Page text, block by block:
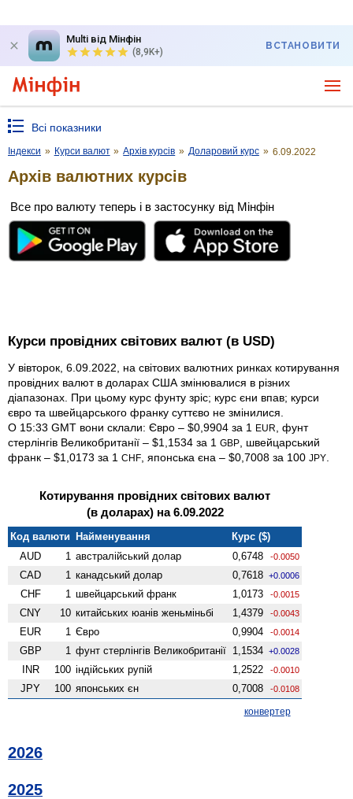
Multi від Мінфін
(8,9K+)
ВСТАНОВИТИ
Всі показники
Індекси » Курси валют » Архів курсів » Доларовий курс » 6.09.2022
Архів валютних курсів
Все про валюту теперь і в застосунку від Мінфін
Курси провідних світових валют (в USD)
У вівторок, 6.09.2022, на світових валютних ринках котирування
провідних валют в доларах США змінювалися в різних
діапазонах. При цьому курс фунту зріс; курс єни впав; курси
євро та швейцарського франку суттєво не змінилися.
О 15:33 GMT вони склали: Євро – $0,9904 за 1 EUR
, фунт
стерлінгів Велико­британії – $1,1534 за 1 GBP , швейцарський
франк – $1,0173 за 1 CHF , японська єна – $0,7008 за 100 JPY
Котирування провідних світових валют
(в доларах) на 6.09.2022
Код валюти Найменування
Курс ($)
AUD
1 австралійський долар 0,6748 -0.0050
CAD 1 канадський долар 0,7618 +0.0006
CHF 1 швейцарський франк 1,0173 -0.0015
CNY 10 китайських юанів женьмiньбi 1,4379 -0.0043
EUR 1 Євро 0,9904 -0.0014
GBP 1 фунт стерлінгів Велико­британії 1,1534 +0.0028
INR 100 індійських рупій 1,2522 -0.0010
JPY 100 японських єн 0,7008 -0.0108
конвертер
2026
2025